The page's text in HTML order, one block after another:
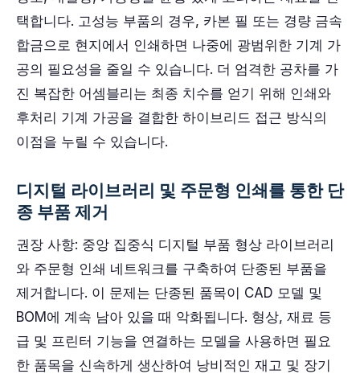
택합니다. 고성능 부품의 경우, 카본 필 또는 경량 금속
합금으로 현지에서 인쇄하면 나중에 광범위한 기계 가
공의 필요성을 줄일 수 있습니다. 더 엄격한 공차를 가
진 복잡한 어셈블리는 최종 치수를 얻기 위해 인쇄와
후처리 기계 가공을 결합한 하이브리드 접근 방식의
이점을 누릴 수 있습니다.
디지털 라이브러리 및 주문형 인쇄를 통한 단
종 부품 제거
권장 사항: 중앙 집중식 디지털 부품 형상 라이브러리
와 주문형 인쇄 네트워크를 구축하여 단종된 부품을
제거합니다. 이 문제는 단종된 품목이 CAD 모델 및
BOM에 계속 남아 있을 때 악화됩니다. 형상, 재료 등
급 및 프린터 기능을 연결하는 모델을 사용하면 필요
한 품목을 신속하게 생산하여 낭비적인 재고 및 장기